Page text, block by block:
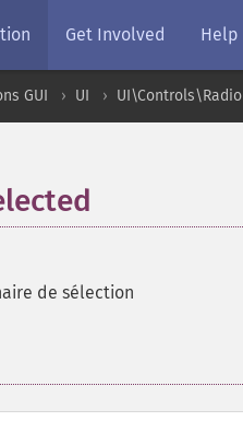
Get Involved Help
GUI UI UI\Controls\Radio
de sélection